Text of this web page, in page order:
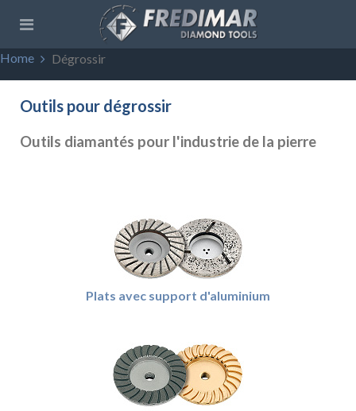
Home Dégrossir
Outils pour dégrossir
Outils diamantés pour l'industrie de la pierre
Plats avec support d'aluminium